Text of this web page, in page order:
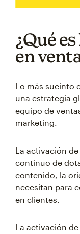
¿Qué
en
Lo más sucinto
una estrategia
equipo de
marketing.
La activación
continuo de
contenido, la
necesitan para
en clientes.
La activación